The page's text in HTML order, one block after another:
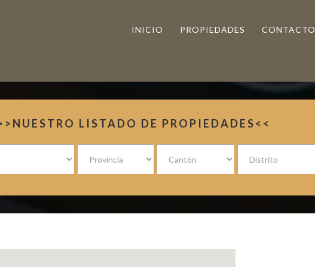
INICIO PROPIEDADES CONTACTO
LISTADO DE PROPIEDADES<<